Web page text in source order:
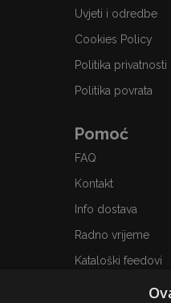
Uvjeti i odredbe
Cookies Policy
Politika privatnosti
Politika povrata
Pomoć
FAQ
Kontakt
Info dostava
Radno vrijeme
Kataloški feedovi